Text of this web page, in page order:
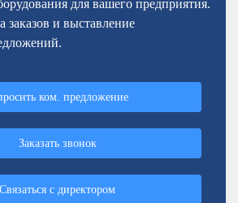
для вашего предприятия.
заказов и выставление
ком. предложение
Заказать звонок
Связаться с директором